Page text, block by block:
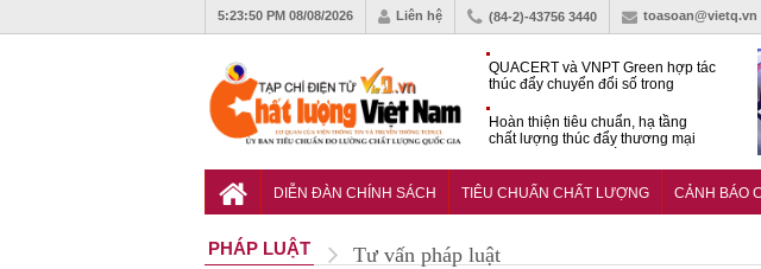
5:23:51 PM 08/08/2026 Liên hệ (84-2)-43756 3440 toasoan@vietq.vn
QUACERT và VNPT Green hợp tác
thúc đẩy chuyển đổi số trong
Hoàn thiện tiêu chuẩn, hạ tầng
chất lượng thúc đẩy thương mại
nghiền di động
DIỄN ĐÀN CHÍNH SÁCH TIÊU CHUẨN CHẤT LƯỢNG CẢNH BÁO
PHÁP LUẬT Tư vấn pháp luật